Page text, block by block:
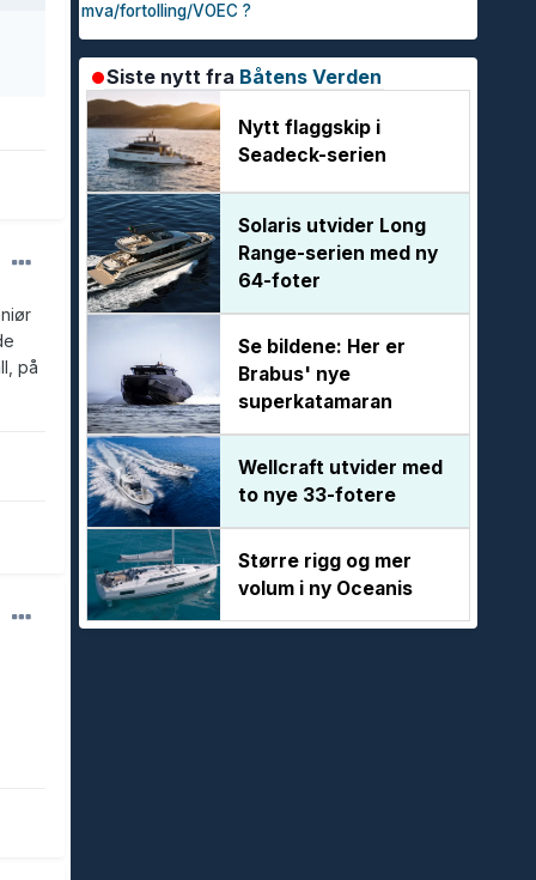
på
mva/fortolling/VOEC ?
Siste nytt fra Båtens Verden
Nytt flaggskip i
Seadeck-serien
Solaris utvider Long
Range-serien med ny
64-foter
Se bildene: Her er
Brabus' nye
superkatamaran
Wellcraft utvider med
to nye 33-fotere
Større rigg og mer
volum i ny Oceanis